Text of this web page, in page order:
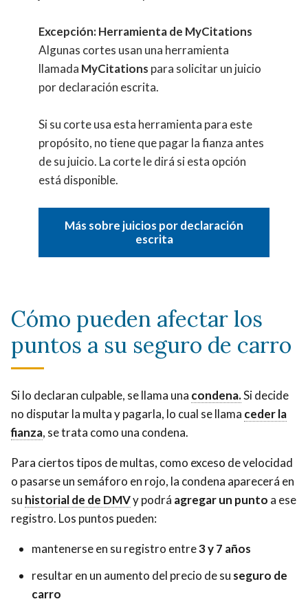
Excepción: Herramienta de MyCitations
Algunas cortes usan una herramienta
llamada MyCitations para solicitar un juicio
por declaración escrita.
Si su corte usa esta herramienta para este
propósito, no tiene que pagar la fianza antes
de su juicio. La corte le dirá si esta opción
está disponible.
Más sobre juicios por declaración
escrita
Cómo pueden afectar los
puntos a su seguro de carro
Si lo declaran culpable, se llama una condena.Una
condena
la
corte
ha
que
incumplió
Si decide
no disputar la multa y pagarla, lo cual se llama ceder la
fianzaCeder
fianza
significa
pagar
la
fianza,
la
cantidad
, se trata como una condena.
Para ciertos tipos de multas, como exceso de velocidad
o pasarse un semáforo en rojo, la condena aparecerá en
su historial de de DMVSu
registro
DMV
es
y podrá agregar un punto a ese
registro. Los puntos pueden:
mantenerse en su registro entre3 y 7 años
resultar en un aumento del precio de su seguro de
carro
condena
significa
la
corte
ha
usted
incumplió
Ceder
la
fianza
significa
pagar
la
fianza,
la
cantidad
Su
registro
de
DMV
un